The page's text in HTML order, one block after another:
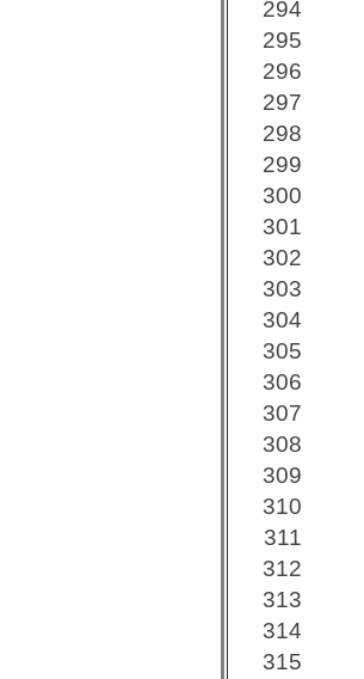
294
295
296
297
298
299
300
301
302
303
304
305
306
307
308
309
310
311
312
313
314
315